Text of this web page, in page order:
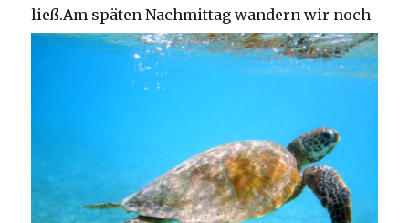
ließ.Am späten Nachmittag wandern wir noch